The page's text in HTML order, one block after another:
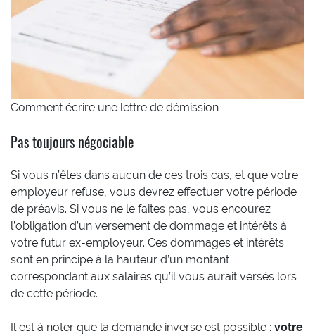
Comment écrire une lettre de démission
Pas toujours négociable
Si vous n’êtes dans aucun de ces trois cas, et que votre
employeur refuse, vous devrez effectuer votre période
de préavis. Si vous ne le faites pas, vous encourez
l’obligation d’un versement de dommage et intérêts à
votre futur ex-employeur. Ces dommages et intérêts
sont en principe à la hauteur d’un montant
correspondant aux salaires qu’il vous aurait versés lors
de cette période.
Il est à noter que la demande inverse est possible : votre